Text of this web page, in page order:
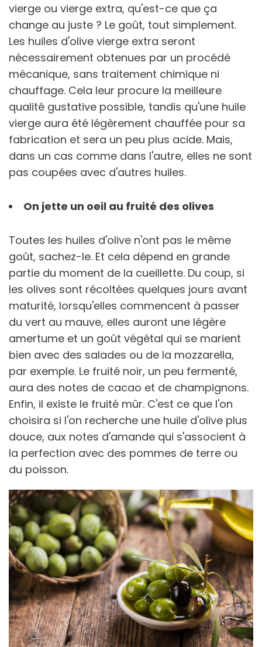
vierge ou vierge extra, qu'est-ce que ça
change au juste ? Le goût, tout simplement.
Les huiles d'olive vierge extra seront
nécessairement obtenues par un procédé
mécanique, sans traitement chimique ni
chauffage. Cela leur procure la meilleure
qualité gustative possible, tandis qu'une huile
vierge aura été légèrement chauffée pour sa
fabrication et sera un peu plus acide. Mais,
dans un cas comme dans l'autre, elles ne sont
pas coupées avec d'autres huiles.
On jette un oeil au fruité des olives
Toutes les huiles d'olive n'ont pas le même
goût, sachez-le. Et cela dépend en grande
partie du moment de la cueillette. Du coup, si
les olives sont récoltées quelques jours avant
maturité, lorsqu'elles commencent à passer
du vert au mauve, elles auront une légère
amertume et un goût végétal qui se marient
bien avec des salades ou de la mozzarella,
par exemple. Le fruité noir, un peu fermenté,
aura des notes de cacao et de champignons.
Enfin, il existe le fruité mûr. C'est ce que l'on
choisira si l'on recherche une huile d'olive plus
douce, aux notes d'amande qui s'associent à
la perfection avec des pommes de terre ou
du poisson.